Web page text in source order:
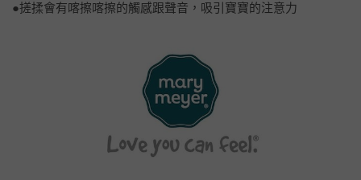
●搓揉會有喀擦喀擦的觸感跟聲音，吸引寶寶的注意力